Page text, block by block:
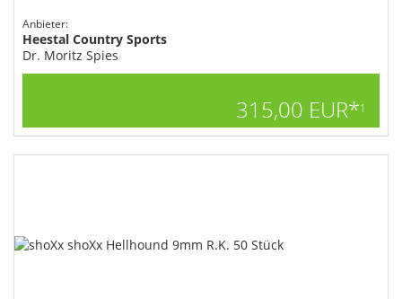
Anbieter:
Heestal Country Sports
Dr. Moritz Spies
315,00 EUR*1